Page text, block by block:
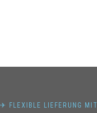
✈ FLEXIBLE LIEFERUNG MIT